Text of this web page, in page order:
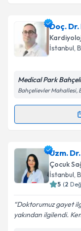
Op. Dr.
oluşturun. Size
takvim
Kişisel
Metni'ni
Doç.
İstanbul,
Medical Park
Bahçelievler Mahallesi,
Randevu
Doç. Dr.
oluşturun. Size
takvim
Uzm.
Çocuk
İstanbul,
5 (2
Doktorumuz gayet
yakından ilgilendi.